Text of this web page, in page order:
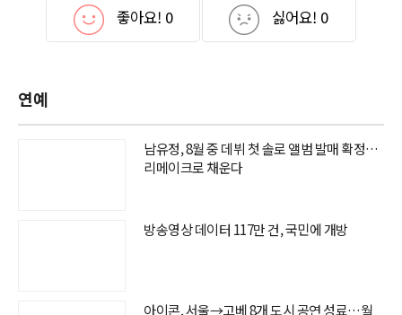
좋아요! 0 싫어요! 0
연예
남유정, 8월 중 데뷔 첫 솔로 앨범 발매 확정…
리메이크로 채운다
방송영상 데이터 117만 건, 국민에 개방
아이콘, 서울→고베 8개 도시 공연 성료…월